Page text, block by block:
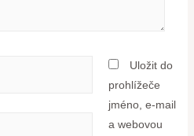
Uložit do
prohlížeče
jméno, e-mail
a webovou